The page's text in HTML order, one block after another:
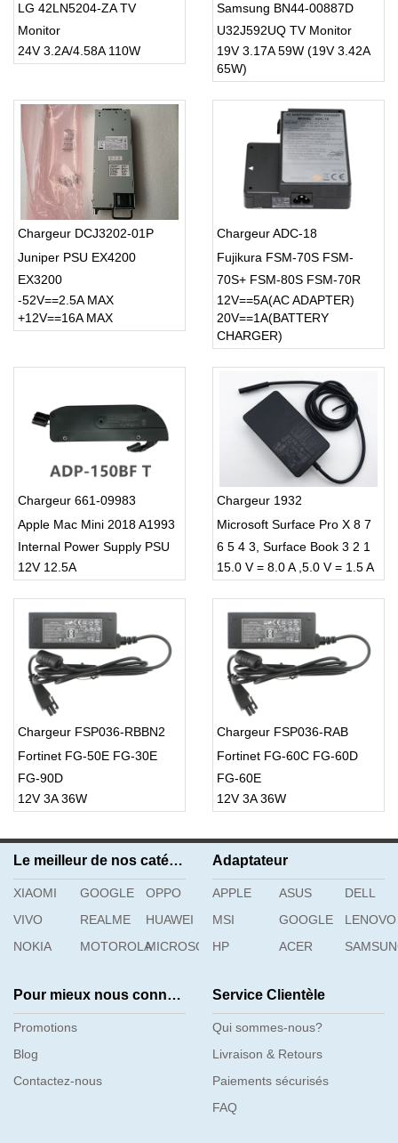
LG 42LN5204-ZA TV
Monitor
24V 3.2A/4.58A 110W
Samsung BN44-00887D
U32J592UQ TV Monitor
19V 3.17A 59W (19V 3.42A
65W)
Chargeur DCJ3202-01P
Juniper PSU EX4200
EX3200
-52V==2.5A MAX
+12V==16A MAX
Chargeur ADC-18
Fujikura FSM-70S FSM-
70S+ FSM-80S FSM-70R
FSM-70R+ fusion splicer
12V==5A(AC ADAPTER)
20V==1A(BATTERY
CHARGER)
Chargeur 661-09983
Apple Mac Mini 2018 A1993
Internal Power Supply PSU
12V 12.5A
Chargeur 1932
Microsoft Surface Pro X 8 7
6 5 4 3, Surface Book 3 2 1
15.0 V = 8.0 A ,5.0 V = 1.5 A
Chargeur FSP036-RBBN2
Fortinet FG-50E FG-30E
FG-90D
12V 3A 36W
Chargeur FSP036-RAB
Fortinet FG-60C FG-60D
FG-60E
12V 3A 36W
Le meilleur de nos catégories
XIAOMI GOOGLE
OPPO
VIVO
REALME
HUAWEI
NOKIA
MOTOROLAMICROSOFT
Adaptateur
APPLE ASUS
DELL
MSI
GOOGLE
LENOVO
HP
ACER
Pour mieux nous connaître
Promotions
Blog
Contactez-nous
Service Clientèle
Qui sommes-nous?
Livraison & Retours
Paiements sécurisés
FAQ